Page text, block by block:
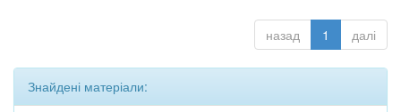
назад 1 далі
Знайдені матеріали: